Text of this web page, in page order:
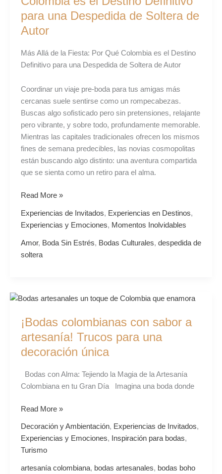
para una Despedida de Soltera de
Autor
Más Allá de la Fiesta: Por Qué Colombia es el Destino
Definitivo para una Despedida de Soltera de Autor
Coordinar un viaje pre-boda para tus amigas más
cercanas suele sentirse como un rompecabezas.
Buscas algo sofisticado pero sin pretensiones, relajante
pero vibrante, y sobre todo, profundamente memorable.
Mientras las capitales tradicionales ofrecen los mismos
fines de semana predecibles, las novias cosmopolitas
están buscando algo distinto: una aventura compartida
que se sienta como un retiro para el alma.
Despedida
de
Soltera
Autor
Read More »
Experiencias de Invitados, Experiencias en Destinos,
Experiencias y Emociones, Momentos Inolvidables
Amor, Boda Sin Estrés, Bodas Culturales, despedida de
soltera
¡Bodas colombianas con sabor a
artesanía! Trucos para una
decoración única
Bodas con Alma: Tejiendo la Magia de la Artesanía
Colombiana en tu Gran Día Imagina una boda donde
¡Bodas
con
sabor
artesanía!
decoración
Read More »
Decoración y Ambientación, Experiencias de Invitados,
Experiencias y Emociones, Inspiración para bodas,
Turismo
artesanía colombiana, bodas artesanales, bodas boho